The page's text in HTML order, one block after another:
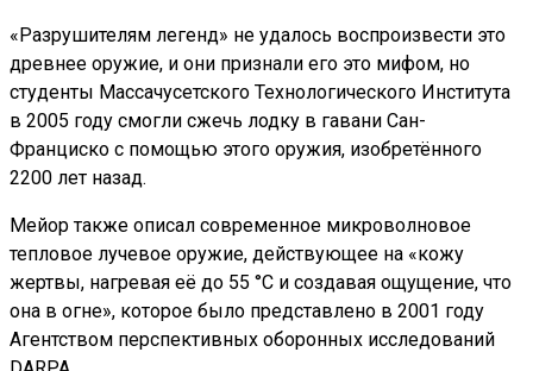
«Разрушителям легенд» не удалось воспроизвести это
древнее оружие, и они признали его это мифом, но
студенты Массачусетского Технологического Института
в 2005 году смогли сжечь лодку в гавани Сан-
Франциско с помощью этого оружия, изобретённого
2200 лет назад.
Мейор также описал современное микроволновое
тепловое лучевое оружие, действующее на «кожу
жертвы, нагревая её до 55 °C и создавая ощущение, что
она в огне», которое было представлено в 2001 году
Агентством перспективных оборонных исследований